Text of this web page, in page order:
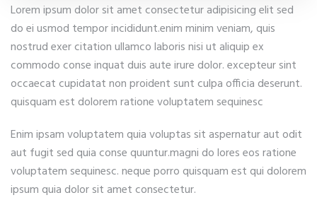
Lorem ipsum dolor sit amet consectetur adipisicing elit sed
do ei usmod tempor incididunt.enim minim veniam, quis
nostrud exer citation ullamco laboris nisi ut aliquip ex
commodo conse inquat duis aute irure dolor. excepteur sint
occaecat cupidatat non proident sunt culpa officia deserunt.
quisquam est dolorem ratione voluptatem sequinesc
Enim ipsam voluptatem quia voluptas sit aspernatur aut odit
aut fugit sed quia conse quuntur.magni do lores eos ratione
voluptatem sequinesc. neque porro quisquam est qui dolorem
ipsum quia dolor sit amet consectetur.